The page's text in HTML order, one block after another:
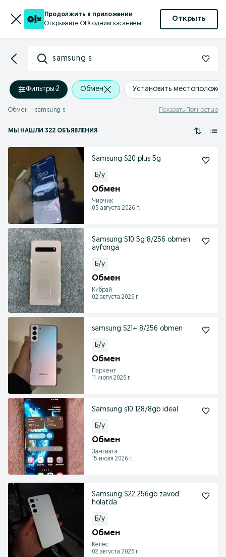
Продолжить в приложении
Открывайте OLX одним касанием
Открыть
samsung s
Фильтры·2 Обмен Установить
Обмен - samsung s Показать Полностью
МЫ НАШЛИ 322 ОБЪЯВЛЕНИЯ
Samsung S20 plus 5g
Б/у
Обмен
Чирчик
05 августа 2026 г.
Samsung S10 5g 8/256 obmen
ayfonga
Б/у
Обмен
Кибрай
02 августа 2026 г.
samsung S21+ 8/256 obmen
Б/у
Обмен
Паркент
11 июля 2026 г.
Samsung s10 128/8gb ideal
Б/у
Обмен
Зангиата
15 июля 2026 г.
Samsung S22 256gb zavod
holatda
Б/у
Обмен
Келес
02 августа 2026 г.